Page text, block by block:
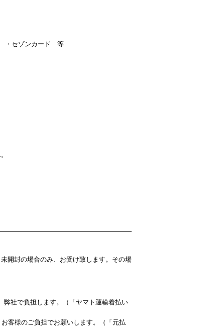
・セゾンカード 等
開封の場合のみ、お受け致します。その場
弊社で負担します。（「ヤマト運輸着払い
客様のご負担でお願いします。（「元払